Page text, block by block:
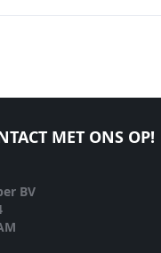
MET ONS OP!
BV